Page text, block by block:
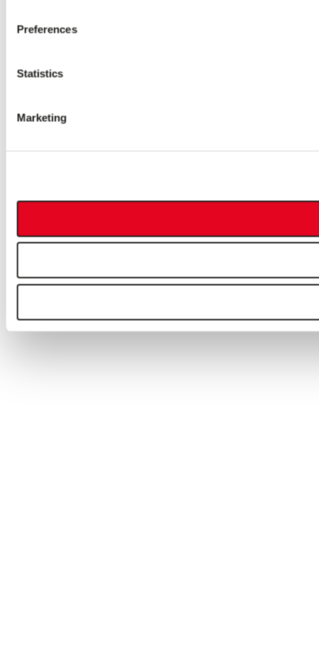
Preferences
Statistics
Marketing